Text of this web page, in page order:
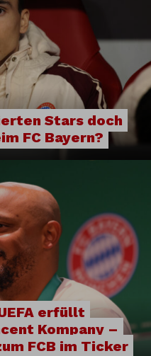
Stars doch
FC Bayern?
erfüllt
Kompany –
FCB im Ticker